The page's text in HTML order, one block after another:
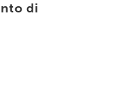
di